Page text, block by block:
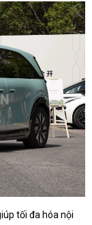
tối đa hóa nội